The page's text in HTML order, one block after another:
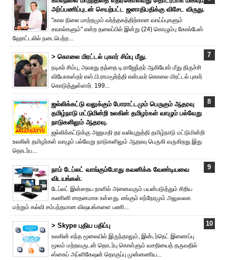
அர்ப்பணிப்புடன் செயற்பட்ட ஜனாதிபதிக்கு விசேட விருது.
"கால நிலை மாற்றமும் வர்த்தகத்திற்கான வாய்ப்புகளும்
சவால்களும்" என்ற தலைப்பில் இன்று (24) கொழும்பு கோல்பேஸ்
ஹோட்டலில் நடைபெற்ற...
> கொலை மிரட்டல் புகார் சிம்பு மீது.
நடிகர் சிம்பு, அவரது தந்தை டி.ராஜேந்தர் ஆகியோர் மீது திருச்சி
வியோகஸ்தர் எஸ்.பி.ராமமூர்த்தி என்பவர் கொலை மிரட்டல் புகார்
கொடுத்துள்ளார். 199...
ஜல்லிக்கட்டு வலுக்கும் போராட்டமும் பெருகும் ஆதரவு
தமிழ்நாடு மட்டுமின்றி உலகின் தமிழர்கள் வாழும் பல்வேறு
நாடுகளிலும் ஆதரவு.
ஜல்லிக்கட்டுக்கு அனுமதி தர வலியுறுத்தி தமிழ்நாடு மட்டுமின்றி
உலகின் தமிழர்கள் வாழும் பல்வேறு நாடுகளிலும் ஆதரவு பெருகி வருகிறது இது
தொடர்ப...
நாம் டேப்லட் வாங்கும்போது கவனிக்க வேண்டியவை
விடயங்கள்.
டேப்லட் இன்றைய நாளில் அனைவரும் பயன்படுத்தும் சிறிய
கணினி சாதனமாக உள்ளது. எங்கும் எந்நேரமும் அலுவலக
மற்றும் கல்வி சம்பந்தமான விஷயங்களை பணி...
> Skype புதிய பதிப்பு
உலகின் எந்த மூலையில் இருந்தாலும், இன்டர்நெட் இணைப்பு
மூலம் மற்றவருடன் தொடர்பு கொள்ளும் வசதியைத் தருவதில்
ஸ்கைப் அப்ளிகேஷன் தொகுப்பு முன்னணிய...